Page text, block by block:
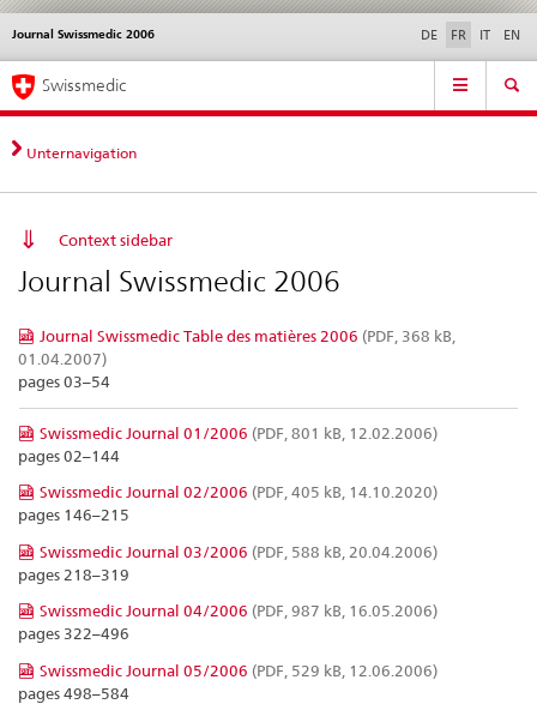
Navigation
directe:
actualités,
bases
contact
Actualités & Mises à
normes
Contact | Support &
aide
Journal Swissmedic 2006 DE FR IT EN
Service
Navigation
Swissmedic
Unternavigation
Context sidebar
Journal Swissmedic 2006
Journal Swissmedic Table des matières 2006 (PDF, 368 kB,
01.04.2007)
pages 03–54
Swissmedic Journal 01/2006 (PDF, 801 kB, 12.02.2006)
pages 02–144
Swissmedic Journal 02/2006 (PDF, 405 kB, 14.10.2020)
pages 146–215
Swissmedic Journal 03/2006 (PDF, 588 kB, 20.04.2006)
pages 218–319
Swissmedic Journal 04/2006 (PDF, 987 kB, 16.05.2006)
pages 322–496
Swissmedic Journal 05/2006 (PDF, 529 kB, 12.06.2006)
pages 498–584